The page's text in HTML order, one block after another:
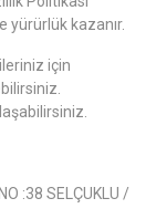
yürürlük kazanır.
için
:38 SELÇUKLU /